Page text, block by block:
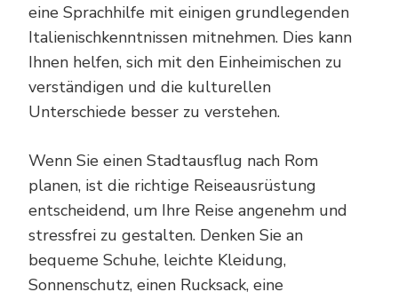
eine Sprachhilfe mit einigen grundlegenden
Italienischkenntnissen mitnehmen. Dies kann
Ihnen helfen, sich mit den Einheimischen zu
verständigen und die kulturellen
Unterschiede besser zu verstehen.
Wenn Sie einen Stadtausflug nach Rom
planen, ist die richtige Reiseausrüstung
entscheidend, um Ihre Reise angenehm und
stressfrei zu gestalten. Denken Sie an
bequeme Schuhe, leichte Kleidung,
Sonnenschutz, einen Rucksack, eine